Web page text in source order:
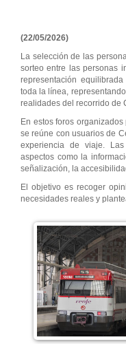
(22/05/2026)
La selección de las
sorteo entre las personas
representación
toda la línea,
realidades del recorrido de
En estos foros
se reúne con usuarios de
experiencia de viaje.
aspectos como la
señalización, la
El objetivo es recoger
necesidades reales y